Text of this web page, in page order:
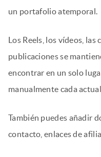
un portafolio atemporal.
Los Reels, los vídeos, las
publicaciones se
encontrar en un solo
manualmente cada
También puedes añadir
contacto, enlaces de